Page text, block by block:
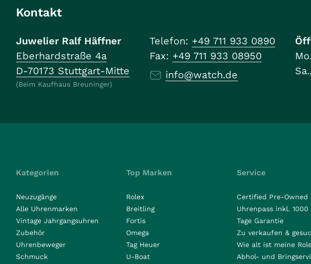
Kontakt
Juwelier Ralf Häffner
Eberhardstraße 4a
D-70173 Stuttgart-Mitte
(Beim Kaufhaus Breuninger)
Telefon: +49 711 933 0890
Fax: +49 711 933 08950
info@watch.de
Kategorien
Neuzugänge
Alle Uhrenmarken
Vintage Jahrgangsuhren
Zubehör
Uhrenbeweger
Schmuck
Top Marken
Rolex
Breitling
Fortis
Omega
Tag Heuer
U-Boat
Service
Certified Pre-Owned
Uhrenpass inkl. 1000
Tage Garantie
Zu verkaufen &
Wie alt ist meine
Abhol- und